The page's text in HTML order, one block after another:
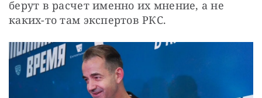
берут в расчет именно их мнение, а не
каких-то там экспертов РКС.